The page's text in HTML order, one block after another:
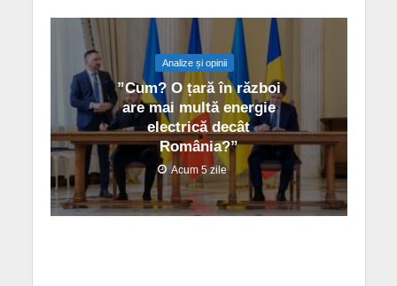
Analize și opinii
”Cum? O țară în război
are mai multă energie
electrică decât
România?”
Acum 5 zile